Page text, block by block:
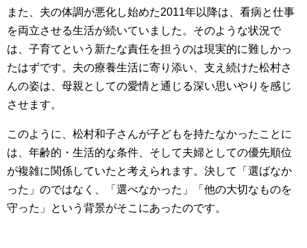
また、夫の体調が悪化し始めた2011年以降は、看病と仕事
を両立させる生活が続いていました。そのような状況で
は、子育てという新たな責任を担うのは現実的に難しかっ
たはずです。夫の療養生活に寄り添い、支え続けた松村さ
んの姿は、母親としての愛情と通じる深い思いやりを感じ
させます。
このように、松村和子さんが子どもを持たなかったことに
は、年齢的・生活的な条件、そして夫婦としての優先順位
が複雑に関係していたと考えられます。決して「選ばなか
った」のではなく、「選べなかった」「他の大切なものを
守った」という背景がそこにあったのです。